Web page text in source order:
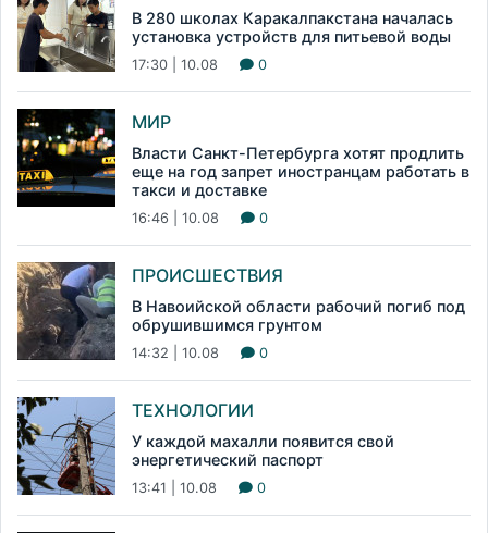
В 280 школах Каракалпакстана началась
установка устройств для питьевой воды
17:30 | 10.08 0
МИР
Власти Санкт-Петербурга хотят продлить
еще на год запрет иностранцам работать в
такси и доставке
16:46 | 10.08 0
ПРОИСШЕСТВИЯ
В Навоийской области рабочий погиб под
обрушившимся грунтом
14:32 | 10.08 0
ТЕХНОЛОГИИ
У каждой махалли появится свой
энергетический паспорт
13:41 | 10.08 0